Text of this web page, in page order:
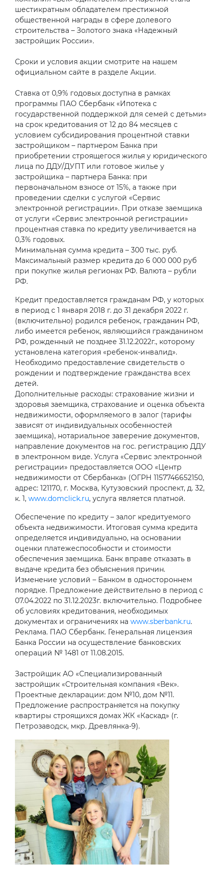
шестикратным обладателем престижной
общественной награды в сфере долевого
строительства – Золотого знака «Надежный
застройщик России».
Сроки и условия акции смотрите на нашем
официальном сайте в разделе Акции.
Ставка от 0,9% годовых доступна в рамках
программы ПАО Сбербанк «Ипотека с
государственной поддержкой для семей с детьми»
на срок кредитования от 12 до 84 месяцев с
условием субсидирования процентной ставки
застройщиком – партнером Банка при
приобретении строящегося жилья у юридического
лица по ДДУ/ДУПТ или готовое жилье у
застройщика – партнера Банка: при
первоначальном взносе от 15%, а также при
проведении сделки с услугой «Сервис
электронной регистрации». При отказе заемщика
от услуги «Сервис электронной регистрации»
процентная ставка по кредиту увеличивается на
0,3% годовых.
Минимальная сумма кредита – 300 тыс. руб.
Максимальный размер кредита до 6 000 000 руб
при покупке жилья регионах РФ. Валюта – рубли
РФ.
Кредит предоставляется гражданам РФ, у которых
в период с 1 января 2018 г. до 31 декабря 2022 г.
(включительно) родился ребенок, гражданин РФ,
либо имеется ребенок, являющийся гражданином
РФ, рожденный не позднее 31.12.2022г., которому
установлена категория «ребенок-инвалид».
Необходимо предоставление свидетельств о
рождении и подтверждение гражданства всех
детей.
Дополнительные расходы: страхование жизни и
здоровья заемщика, страхование и оценка объекта
недвижимости, оформляемого в залог (тарифы
зависят от индивидуальных особенностей
заемщика), нотариальное заверение документов,
направление документов на гос. регистрацию ДДУ
в электронном виде. Услуга «Сервис электронной
регистрации» предоставляется ООО «Центр
недвижимости от Сбербанка» (ОГРН 1157746652150,
адрес: 121170, г. Москва, Кутузовский проспект, д. 32,
к. 1, www.domclick.ru, услуга является платной.
Обеспечение по кредиту – залог кредитуемого
объекта недвижимости. Итоговая сумма кредита
определяется индивидуально, на основании
оценки платежеспособности и стоимости
обеспечения заемщика. Банк вправе отказать в
выдаче кредита без объяснения причин.
Изменение условий – Банком в одностороннем
порядке. Предложение действительно в период с
07.04.2022 по 31.12.2023г. включительно. Подробнее
об условиях кредитования, необходимых
документах и ограничениях на www.sberbank.ru.
Реклама. ПАО Сбербанк. Генеральная лицензия
Банка России на осуществление банковских
операций № 1481 от 11.08.2015.
Застройщик АО «Специализированный
застройщик «Строительная компания «Век».
Проектные декларации: дом №10, дом №11.
Предложение распространяется на покупку
квартиры строящихся домах ЖК «Каскад» (г.
Петрозаводск, мкр. Древлянка-9).